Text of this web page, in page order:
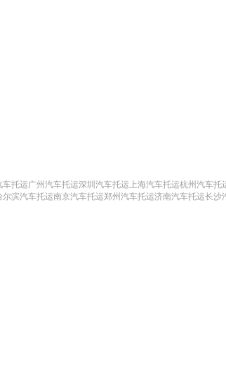
车托运广州汽车托运深圳汽车托运 上海汽车托运杭州汽车托
尔滨汽车托运南京汽车托运郑州汽车托运济南汽车托运长沙